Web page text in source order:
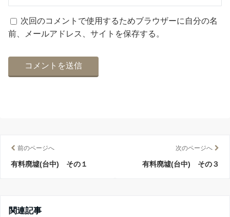
次回のコメントで使用するためブラウザーに自分の名
前、メールアドレス、サイトを保存する。
前のページへ
有料廃墟(台中) その１
次のページへ
有料廃墟(台中) その３
関連記事